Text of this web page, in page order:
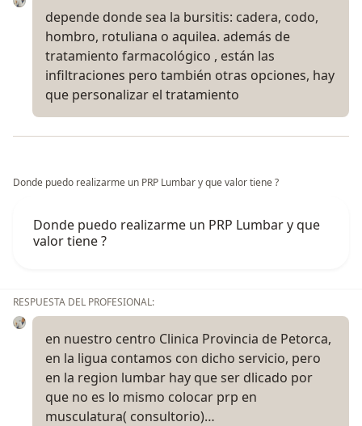
depende donde sea la bursitis: cadera, codo,
hombro, rotuliana o aquilea. además de
tratamiento farmacológico , están las
infiltraciones pero también otras opciones, hay
que personalizar el tratamiento
Donde puedo realizarme un PRP Lumbar y que valor tiene ?
Donde puedo realizarme un PRP Lumbar y que
valor tiene ?
RESPUESTA DEL PROFESIONAL:
en nuestro centro Clinica Provincia de Petorca,
en la ligua contamos con dicho servicio, pero
en la region lumbar hay que ser dlicado por
que no es lo mismo colocar prp en
musculatura( consultorio)…